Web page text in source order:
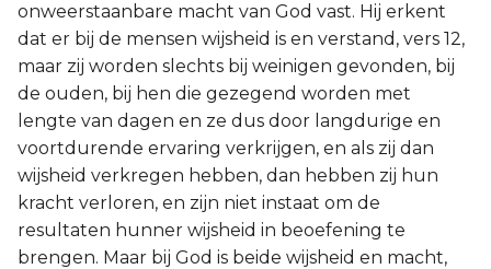
onweerstaanbare macht van God vast. Hij erkent
dat er bij de mensen wijsheid is en verstand, vers 12,
maar zij worden slechts bij weinigen gevonden, bij
de ouden, bij hen die gezegend worden met
lengte van dagen en ze dus door langdurige en
voortdurende ervaring verkrijgen, en als zij dan
wijsheid verkregen hebben, dan hebben zij hun
kracht verloren, en zijn niet instaat om de
resultaten hunner wijsheid in beoefening te
brengen. Maar bij God is beide wijsheid en macht,